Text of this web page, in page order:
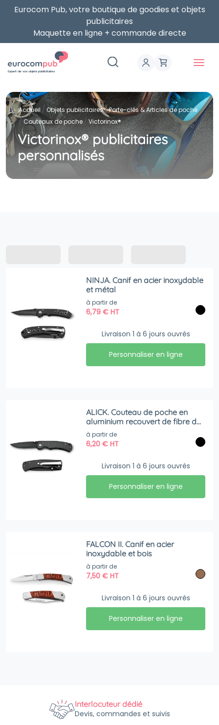
Eurocom Pub, votre boutique de goodies et objets
publicitaires
Maquette en ligne + commande directe
Expert de vos objets publicitaires
Accueil Objets publicitaires
Porte-clés & Articles de poche
Couteaux de poche
Victorinox®
Victorinox® publicitaires
personnalisés
NINJA. Canif en acier inoxydable
et métal
à partir de
6,79€ HT
Livraison 1 à 6 jours ouvrés
Personnaliser en ligne
ALICK. Couteau de poche en
aluminium recouvert de fibre de
carbone
à partir de
6,20€ HT
Livraison 1 à 6 jours ouvrés
Personnaliser en ligne
FALCON II. Canif en acier
inoxydable et bois
à partir de
7,50€ HT
Livraison 1 à 6 jours ouvrés
Personnaliser en ligne
Interlocuteur dédié
Devis, commandes et suivis